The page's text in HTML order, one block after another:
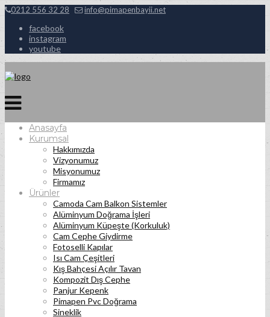
0212 556 32 28 info@pimapenbayii.net
facebook
instagram
youtube
Anasayfa
Kurumsal
Hakkımızda
Vizyonumuz
Misyonumuz
Firmamız
Ürünler
Camoda Cam Balkon Sistemler
Alüminyum Doğrama İşleri
Alüminyum Küpeşte (Korkuluk)
Cam Cephe Giydirme
Fotoselli Kapılar
Isı Cam Çeşitleri
Kış Bahçesi Açılır Tavan
Kompozit Dış Cephe
Panjur Kepenk
Pimapen Pvc Doğrama
Sineklik